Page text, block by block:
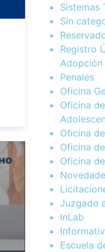
Sistemas
Sin
Registro
Adopción
Penales
Oficina
Oficina
Oficina
Oficina
Oficina
Juzgado
InLab
Escuela